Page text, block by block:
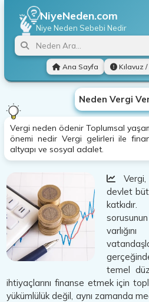
NiyeNeden.com
Niye Neden Sebebi Nedir
Ana Sayfa Kılavuz /
Neden Vergi
Vergi neden ödenir Toplumsal
önemi nedir Vergi gelirleri ile
altyapı ve sosyal adalet.
devlet
temel
ihtiyaçlarını finanse etmek için
yükümlülük değil, aynı zamanda